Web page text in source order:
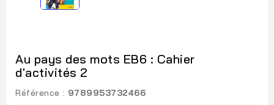
Au pays des mots EB6 : Cahier
d'activités 2
Référence : 9789953732466